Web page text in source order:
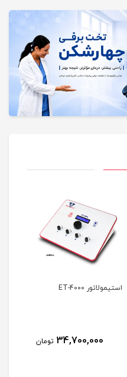
استیمولاتور ET-4000
34,700,000 تومان